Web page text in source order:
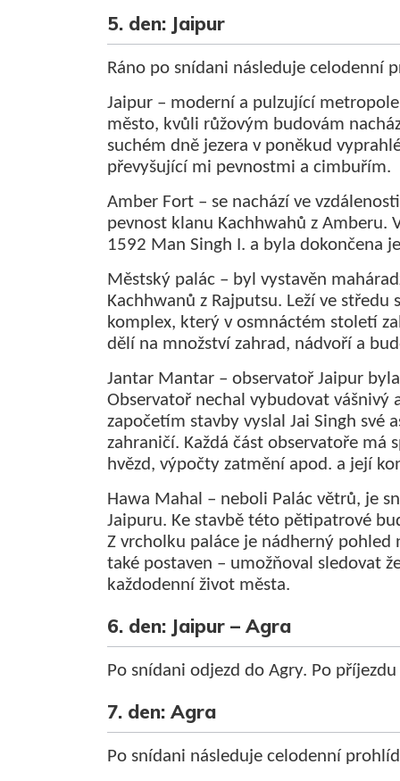
5. den: Jaipur
Ráno po snídani následuje celodenní
Jaipur – moderní a pulzující
město, kvůli růžovým budovám
suchém dně jezera v poněkud
převyšující mi pevnostmi a cimbuřím.
Amber Fort – se nachází ve
pevnost klanu Kachhwahů z Amberu.
1592 Man Singh I. a byla dokončena
Městský palác – byl vystavěn
Kachhwanů z Rajputsu. Leží ve
komplex, který v osmnáctém století
dělí na množství zahrad, nádvoří a
Jantar Mantar – observatoř Jaipur
Observatoř nechal vybudovat vášnivý
započetím stavby vyslal Jai Singh své
zahraničí. Každá část observatoře má
hvězd, výpočty zatmění apod. a její
Hawa Mahal – neboli Palác větrů, je
Jaipuru. Ke stavbě této pětipatrové
Z vrcholku paláce je nádherný
také postaven – umožňoval sledovat
každodenní život města.
6. den: Jaipur – Agra
Po snídani odjezd do Agry. Po
7. den: Agra
Po snídani následuje celodenní